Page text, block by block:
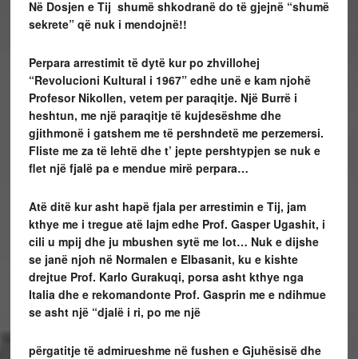
Në Dosjen e Tij shumë shkodranë do të gjejnë “shumë
sekrete” që nuk i mendojnë!!
Perpara arrestimit të dytë kur po zhvillohej
“Revolucioni Kultural i 1967” edhe unë e kam njohë
Profesor Nikollen, vetem per paraqitje. Një Burrë i
heshtun, me një paraqitje të kujdesëshme dhe
gjithmonë i gatshem me të pershndetë me perzemersi.
Fliste me za të lehtë dhe t’ jepte pershtypjen se nuk e
flet një fjalë pa e mendue mirë perpara…
Atë ditë kur asht hapë fjala per arrestimin e Tij, jam
kthye me i tregue atë lajm edhe Prof. Gasper Ugashit, i
cili u mpij dhe ju mbushen sytë me lot… Nuk e dijshe
se janë njoh në Normalen e Elbasanit, ku e kishte
drejtue Prof. Karlo Gurakuqi, porsa asht kthye nga
Italia dhe e rekomandonte Prof. Gasprin me e ndihmue
se asht një “djalë i ri, po me një
përgatitje të admirueshme në fushen e Gjuhësisë dhe